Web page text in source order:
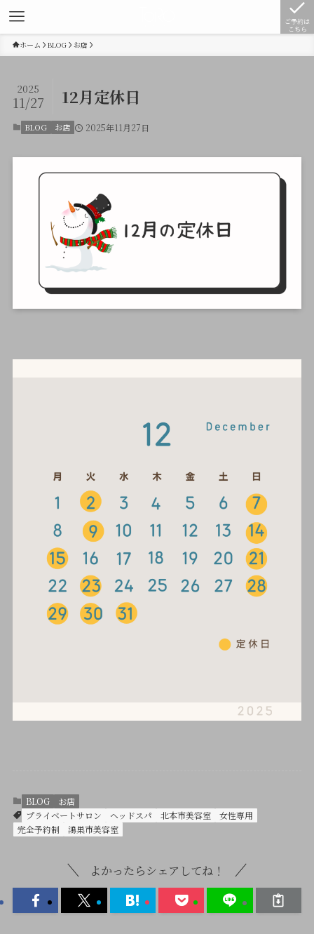
ご予約は
こちら
ホーム BLOG お店
12月定休日
2025
11/27
BLOG お店 2025年11月27日
BLOG
お店
プライベートサロン
ヘッドスパ 北本市美容室
女性専用
完全予約制
鴻巣市美容室
よかったらシェアしてね！